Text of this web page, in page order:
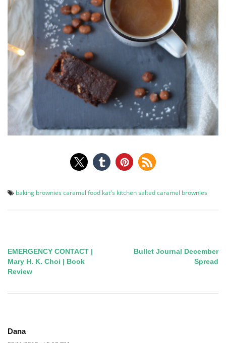
baking brownies caramel food kat's kitchensalted caramel brownies
Post
navigation
EMERGENCY CONTACT |
Mary H. K. Choi | Book
Review
Bullet Journal December
Spread
Dana